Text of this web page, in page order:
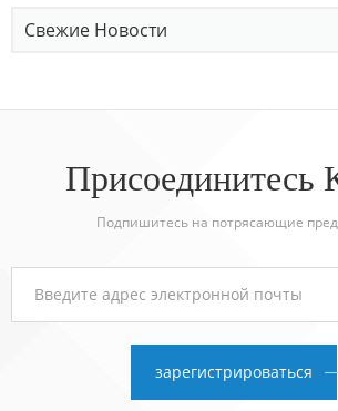
Свежие Новости
Присоединитесь
Подпишитесь на потрясающие